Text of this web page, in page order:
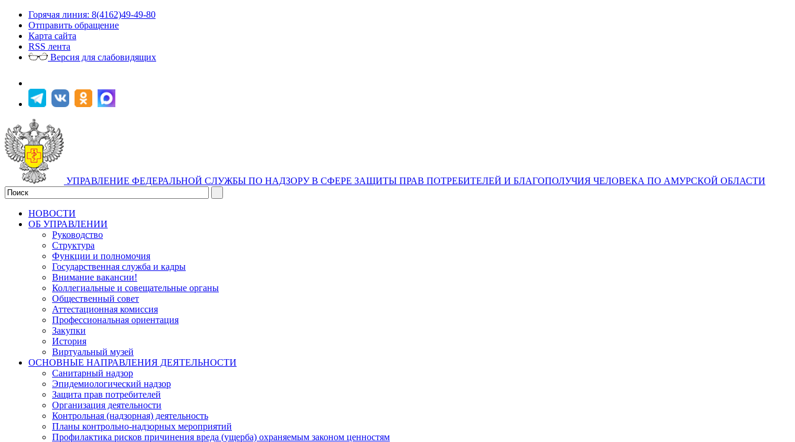
Горячая линия: 8(4162)49-49-80
Отправить обращение
Карта сайта
RSS лента
Версия для слабовидящих
УПРАВЛЕНИЕ ФЕДЕРАЛЬНОЙ СЛУЖБЫ ПО НАДЗОРУ В СФЕРЕ ЗАЩИТЫ ПРАВ ПОТРЕБИТЕЛЕЙ И БЛАГОПОЛУЧИЯ ЧЕЛОВЕКА ПО АМУРСКОЙ ОБЛАСТИ
НОВОСТИ
ОБ УПРАВЛЕНИИ
Руководство
Структура
Функции и полномочия
Государственная служба и кадры
Внимание вакансии!
Коллегиальные и совещательные органы
Общественный совет
Аттестационная комиссия
Профессиональная ориентация
Закупки
История
Виртуальный музей
ОСНОВНЫЕ НАПРАВЛЕНИЯ ДЕЯТЕЛЬНОСТИ
Санитарный надзор
Эпидемиологический надзор
Защита прав потребителей
Организация деятельности
Контрольная (надзорная) деятельность
Планы контрольно-надзорных мероприятий
Профилактика рисков причинения вреда (ущерба) охраняемым законом ценностям